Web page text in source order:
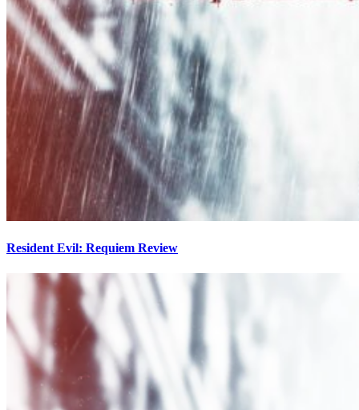
Resident Evil: Requiem Review